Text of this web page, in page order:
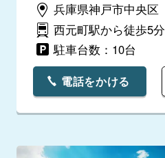
兵庫県神戸市中央区
西元町駅から徒歩5分
駐車台数：10台
電話をかける